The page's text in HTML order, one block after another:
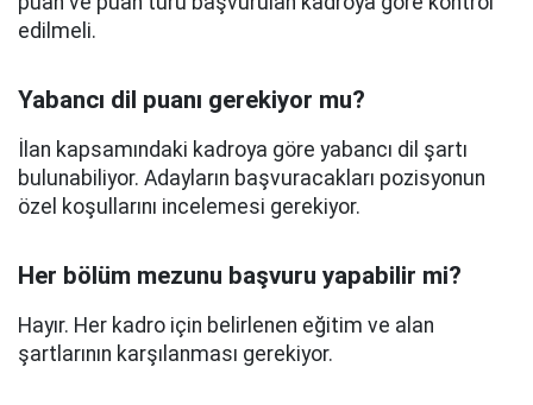
edilmeli.
Yabancı dil puanı gerekiyor mu?
İlan kapsamındaki kadroya göre yabancı dil şartı
bulunabiliyor. Adayların başvuracakları pozisyonun
özel koşullarını incelemesi gerekiyor.
Her bölüm mezunu başvuru yapabilir mi?
Hayır. Her kadro için belirlenen eğitim ve alan
şartlarının karşılanması gerekiyor.